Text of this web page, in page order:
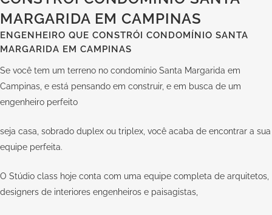
MARGARIDA EM CAMPINAS
ENGENHEIRO QUE CONSTRÓI CONDOMÍNIO SANTA
MARGARIDA EM CAMPINAS
Se você tem um terreno no condomínio Santa Margarida em
Campinas, e está pensando em construir, e em busca de um
engenheiro perfeito
seja casa, sobrado duplex ou triplex, você acaba de encontrar a sua
equipe perfeita.
O Stúdio class hoje conta com uma equipe completa de arquitetos,
designers de interiores engenheiros e paisagistas,